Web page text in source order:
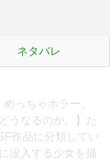
ネタバレ
っちゃホラー。
うなるのか。】た
作品に分類してい
没入する少女を描